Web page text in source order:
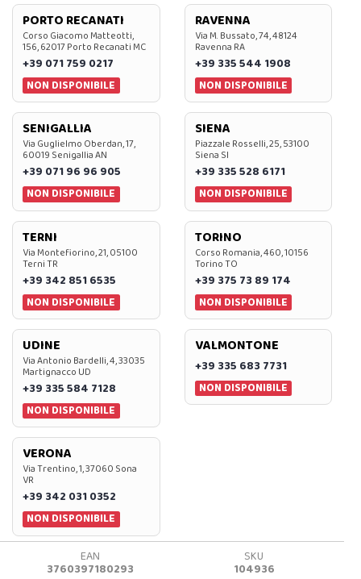
PORTO RECANATI
Corso Giacomo Matteotti,
156, 62017 Porto Recanati MC
+39 071 759 0217
NON DISPONIBILE
RAVENNA
Via M. Bussato, 74, 48124
Ravenna RA
+39 335 544 1908
NON DISPONIBILE
SENIGALLIA
Via Guglielmo Oberdan, 17,
60019 Senigallia AN
+39 071 96 96 905
NON DISPONIBILE
SIENA
Piazzale Rosselli, 25, 53100
Siena SI
+39 335 528 6171
NON DISPONIBILE
TERNI
Via Montefiorino, 21, 05100
Terni TR
+39 342 851 6535
NON DISPONIBILE
TORINO
Corso Romania, 460, 10156
Torino TO
+39 375 73 89 174
NON DISPONIBILE
UDINE
Via Antonio Bardelli, 4, 33035
Martignacco UD
+39 335 584 7128
NON DISPONIBILE
VALMONTONE
+39 335 683 7731
NON DISPONIBILE
VERONA
Via Trentino, 1, 37060 Sona
VR
+39 342 031 0352
NON DISPONIBILE
EAN
3760397180293
SKU
104936